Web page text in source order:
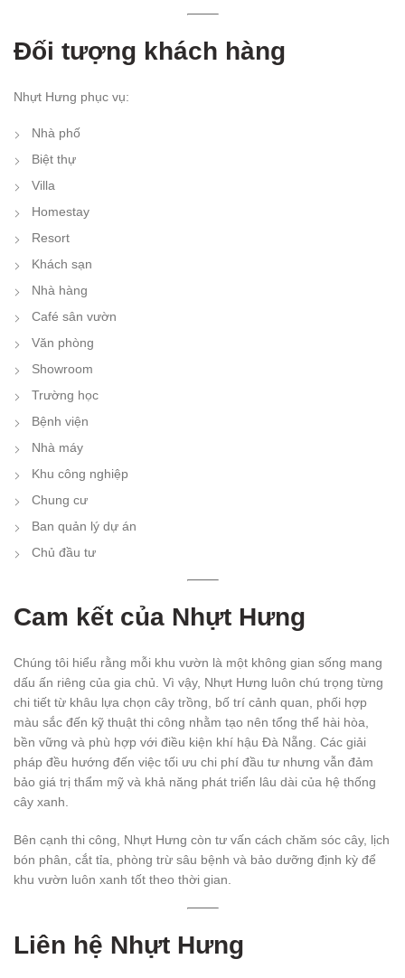
Đối tượng khách hàng
Nhựt Hưng phục vụ:
Nhà phố
Biệt thự
Villa
Homestay
Resort
Khách sạn
Nhà hàng
Café sân vườn
Văn phòng
Showroom
Trường học
Bệnh viện
Nhà máy
Khu công nghiệp
Chung cư
Ban quản lý dự án
Chủ đầu tư
Cam kết của Nhựt Hưng
Chúng tôi hiểu rằng mỗi khu vườn là một không gian sống mang
dấu ấn riêng của gia chủ. Vì vậy, Nhựt Hưng luôn chú trọng từng
chi tiết từ khâu lựa chọn cây trồng, bố trí cảnh quan, phối hợp
màu sắc đến kỹ thuật thi công nhằm tạo nên tổng thể hài hòa,
bền vững và phù hợp với điều kiện khí hậu Đà Nẵng. Các giải
pháp đều hướng đến việc tối ưu chi phí đầu tư nhưng vẫn đảm
bảo giá trị thẩm mỹ và khả năng phát triển lâu dài của hệ thống
cây xanh.
Bên cạnh thi công, Nhựt Hưng còn tư vấn cách chăm sóc cây, lịch
bón phân, cắt tỉa, phòng trừ sâu bệnh và bảo dưỡng định kỳ để
khu vườn luôn xanh tốt theo thời gian.
Liên hệ Nhựt Hưng